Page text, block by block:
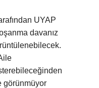
UYAP
davanız
görünmüyor